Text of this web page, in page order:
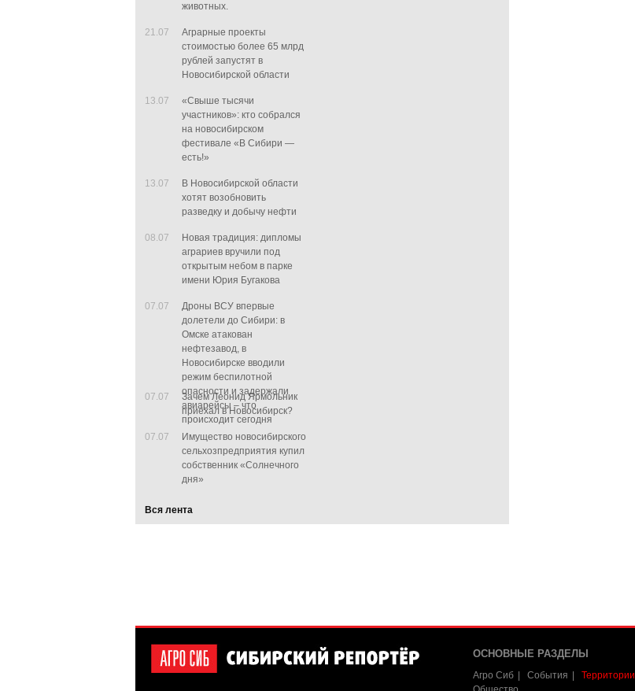
животных.
21.07
Аграрные проекты
стоимостью более 65 млрд
рублей запустят в
Новосибирской области
13.07
«Свыше тысячи
участников»: кто собрался
на новосибирском
фестивале «В Сибири —
есть!»
13.07
В Новосибирской области
хотят возобновить
разведку и добычу нефти
08.07
Новая традиция: дипломы
аграриев вручили под
открытым небом в парке
имени Юрия Бугакова
07.07
Дроны ВСУ впервые
долетели до Сибири: в
Омске атакован
нефтезавод, в
Новосибирске вводили
режим беспилотной
опасности и задержали
авиарейсы – что
происходит сегодня
07.07
Зачем Леонид Ярмольник
приехал в Новосибирск?
07.07
Имущество новосибирского
сельхозпредприятия купил
собственник «Солнечного
дня»
Вся лента
ОСНОВНЫЕ РАЗДЕЛЫ
Агро Сиб События Территории